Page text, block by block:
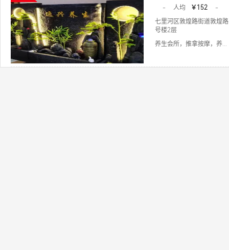
- 人均 ￥152
-
七里河区敦煌路街道敦煌
号楼2层
养生会所，推拿按摩，养...